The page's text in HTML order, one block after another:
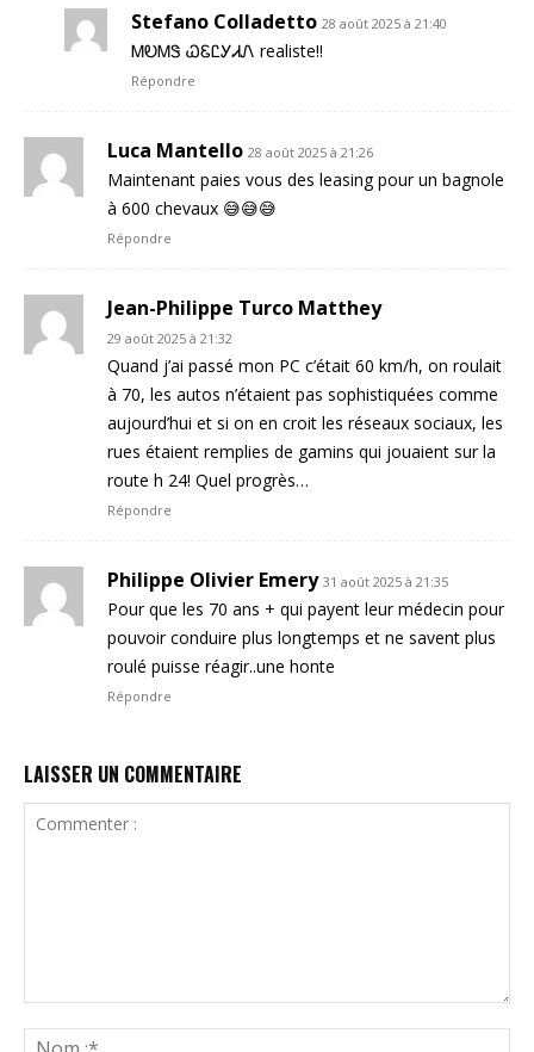
Stefano Colladetto 28 août 2025 à 21:40
ᎷᎧᎷᏕ ᏇᏋᏝᎩᏗᏁ realiste!!
Répondre
Luca Mantello 28 août 2025 à 21:26
Maintenant paies vous des leasing pour un bagnole
à 600 chevaux 😅😅😅
Répondre
Jean-Philippe Turco Matthey
29 août 2025 à 21:32
Quand j’ai passé mon PC c’était 60 km/h, on roulait
à 70, les autos n’étaient pas sophistiquées comme
aujourd’hui et si on en croit les réseaux sociaux, les
rues étaient remplies de gamins qui jouaient sur la
route h 24! Quel progrès…
Répondre
Philippe Olivier Emery 31 août 2025 à 21:35
Pour que les 70 ans + qui payent leur médecin pour
pouvoir conduire plus longtemps et ne savent plus
roulé puisse réagir..une honte
Répondre
LAISSER UN COMMENTAIRE